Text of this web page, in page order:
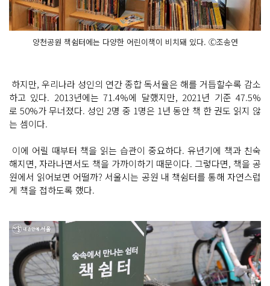
양천공원 책쉼터에는 다양한 어린이책이 비치돼 있다. Ⓒ조송연
하지만, 우리나라 성인의 연간 종합 독서율은 해를 거듭할수록 감소
하고 있다. 2013년에는 71.4%에 달했지만, 2021년 기준 47.5%
로 50%가 무너졌다. 성인 2명 중 1명은 1년 동안 책 한 권도 읽지 않
는 셈이다.
이에 어릴 때부터 책을 읽는 습관이 중요하다. 유년기에 책과 친숙
해지면, 자라나면서도 책을 가까이하기 때문이다. 그렇다면, 책을 공
원에서 읽어보면 어떨까? 서울시는 공원 내 책쉼터를 통해 자연스럽
게 책을 접하도록 했다.